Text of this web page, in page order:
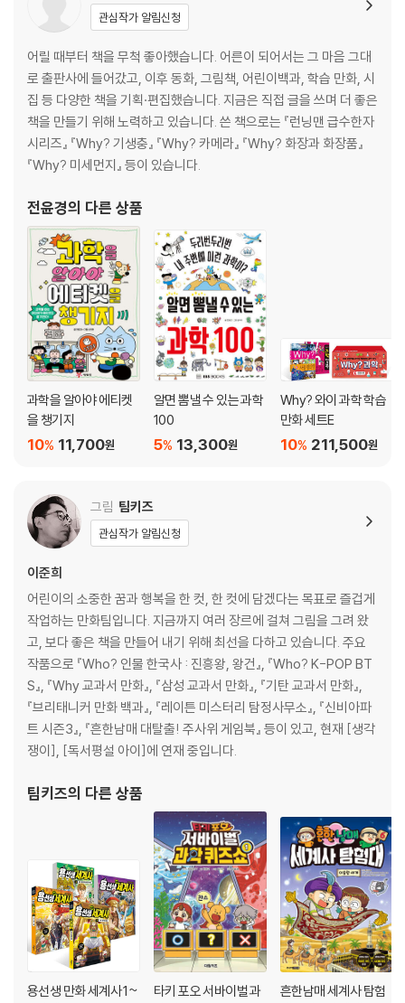
운명의 날 … 127
범인은 누구? … 134
실험의 결과는? … 142
소중한 환경을 지키자! … 150
에필로그 … 157
핵심 용어 다시 보기 … 160
관심작가 알림신청
어릴 때부터 책을 무척 좋아했습니다. 어른이 되어서는 그 마음 그대
로 출판사에 들어갔고, 이후 동화, 그림책, 어린이백과, 학습 만화, 시
집 등 다양한 책을 기획·편집했습니다. 지금은 직접 글을 쓰며 더 좋은
책을 만들기 위해 노력하고 있습니다. 쓴 책으로는 『런닝맨 급수한자
시리즈』 『Why? 기생충』 『Why? 카메라』 『Why? 화장과 화장품』
『Why? 미세먼지』 등이 있습니다.
전윤경의 다른 상품
과학을 알아야 에티켓
을 챙기지
11,700원
10%
알면 뽐낼 수 있는 과학
100
13,300원
5%
Why? 와이 과학 학습
만화 세트E
211,500원
10%
그림 팀키즈
관심작가 알림신청
이준희
어린이의 소중한 꿈과 행복을 한 컷, 한 컷에 담겠다는 목표로 즐겁게
작업하는 만화팀입니다. 지금까지 여러 장르에 걸쳐 그림을 그려 왔
고, 보다 좋은 책을 만들어 내기 위해 최선을 다하고 있습니다. 주요
작품으로 『Who? 인물 한국사 : 진흥왕, 왕건』, 『Who? K-POP BT
S』, 『Why 교과서 만화』, 『삼성 교과서 만화』, 『기탄 교과서 만화』,
『브리태니커 만화 백과』, 『레이튼 미스터리 탐정사무소』, 『신비아파
트 시즌3』, 『흔한남매 대탈출! 주사위 게임북』 등이 있고, 현재 [생각
쟁이], [독서평설 아이]에 연재 중입니다.
팀키즈의 다른 상품
용선생 만화 세계사 1~
타키 포오 서바이벌 과
흔한남매 세계사 탐험